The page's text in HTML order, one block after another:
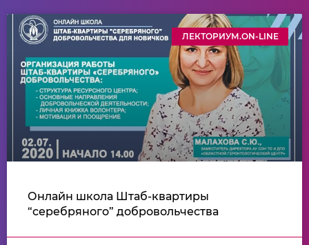
ЛЕКТОРИУМ.ON-LINE
Онлайн школа Штаб-квартиры
“серебряного” добровольчества